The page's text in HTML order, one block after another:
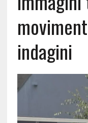
indagini